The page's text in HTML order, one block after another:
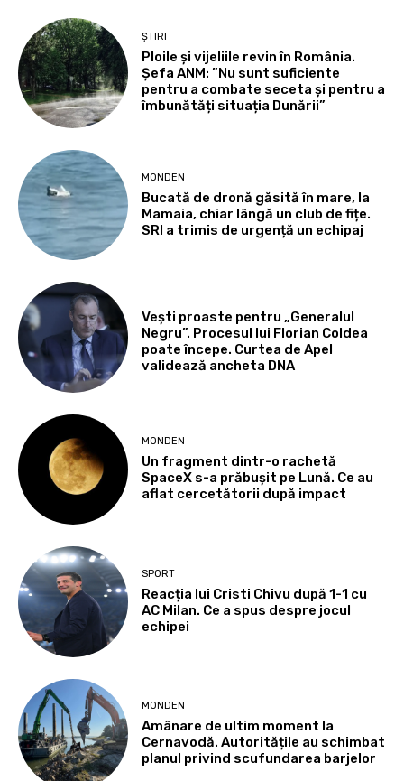
ȘTIRI
Ploile și vijeliile revin în România.
Șefa ANM: ”Nu sunt suficiente
pentru a combate seceta și pentru a
îmbunătăți situația Dunării”
MONDEN
Bucată de dronă găsită în mare, la
Mamaia, chiar lângă un club de fițe.
SRI a trimis de urgență un echipaj
Vești proaste pentru „Generalul
Negru”. Procesul lui Florian Coldea
poate începe. Curtea de Apel
validează ancheta DNA
MONDEN
Un fragment dintr-o rachetă
SpaceX s-a prăbușit pe Lună. Ce au
aflat cercetătorii după impact
SPORT
Reacția lui Cristi Chivu după 1-1 cu
AC Milan. Ce a spus despre jocul
echipei
MONDEN
Amânare de ultim moment la
Cernavodă. Autoritățile au schimbat
planul privind scufundarea barjelor